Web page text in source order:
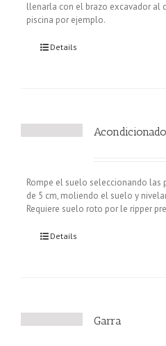
llenarla con el brazo excavador al
piscina por ejemplo.
Details
Rompe el suelo seleccionando las
de 5 cm, moliendo el suelo y
Requiere suelo roto por le ripper
Details
Garra